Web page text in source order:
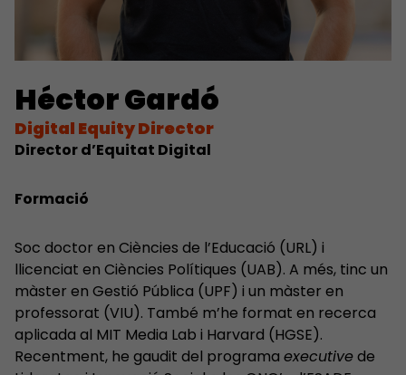
Héctor Gardó
Digital Equity Director
Director d’Equitat Digital
Formació
Soc doctor en Ciències de l’Educació (URL) i
llicenciat en Ciències Polítiques (UAB). A més, tinc un
màster en Gestió Pública (UPF) i un màster en
professorat (VIU). També m’he format en recerca
aplicada al MIT Media Lab i Harvard (HGSE).
Recentment, he gaudit del programa executivede